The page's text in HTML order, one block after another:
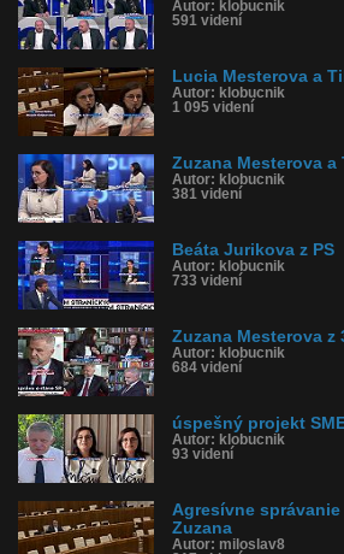
Autor: klobucnik
591 videní
Lucia Mesterova a
Autor: klobucnik
1 095 videní
Zuzana Mesterova a
Autor: klobucnik
381 videní
Beáta Jurikova z PS
Autor: klobucnik
733 videní
Zuzana Mesterova z
Autor: klobucnik
684 videní
úspešný projekt
Autor: klobucnik
93 videní
Agresívne
Zuzana
Autor: miloslav8